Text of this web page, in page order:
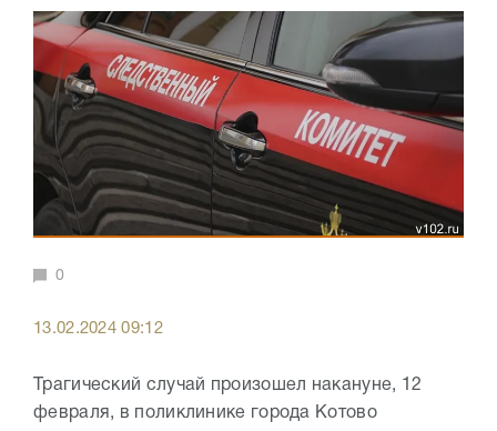
0
13.02.2024 09:12
Трагический случай произошел накануне, 12
февраля, в поликлинике города Котово